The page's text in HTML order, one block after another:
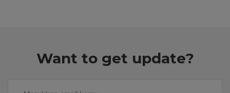
Want to get update?